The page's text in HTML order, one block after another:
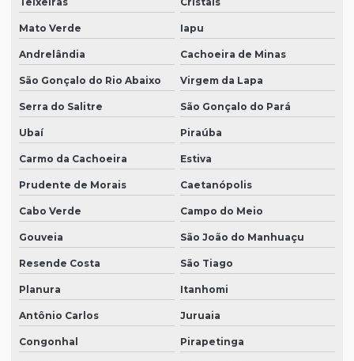
Mato Verde Iapu
Andrelândia Cachoeira de Minas
São Gonçalo do Rio Abaixo Virgem da Lapa
Serra do Salitre São Gonçalo do Pará
Ubaí Piraúba
Carmo da Cachoeira Estiva
Prudente de Morais Caetanópolis
Cabo Verde Campo do Meio
Gouveia São João do Manhuaçu
Resende Costa São Tiago
Planura Itanhomi
Antônio Carlos Juruaia
Congonhal Pirapetinga